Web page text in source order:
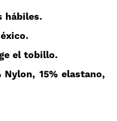
hábiles.
.
el tobillo.
15% elastano,